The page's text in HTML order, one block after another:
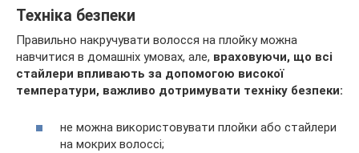
Техніка безпеки
Правильно накручувати волосся на плойку можна
навчитися в домашніх умовах, але, враховуючи, що всі
стайлери впливають за допомогою високої
температури, важливо дотримувати техніку безпеки:
не можна використовувати плойки або стайлери
на мокрих волоссі;